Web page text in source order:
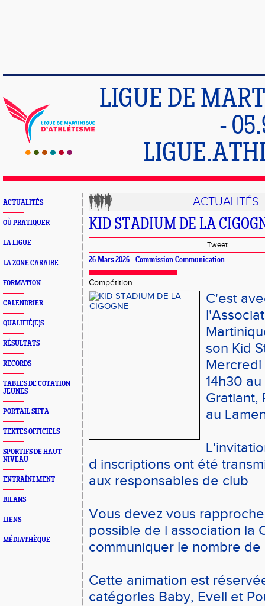
LIGUE DE
-
ACTUALITÉS
OÙ PRATIQUER
LA LIGUE
LA ZONE CARAÏBE
FORMATION
CALENDRIER
QUALIFIÉ(E)S
RÉSULTATS
RECORDS
TABLES DE COTATION
JEUNES
PORTAIL SIFFA
TEXTES OFFICIELS
SPORTIFS DE HAUT
NIVEAU
ENTRAÎNEMENT
BILANS
LIENS
MÉDIATHÈQUE
ACTUALITÉS
KID STADIUM DE LA
Tweet
26 Mars 2026 - Commission Communication
Compétition
C'est
son Kid
14h30
Gratiant,
au
d inscriptions ont été
aux responsables de club
Vous devez vous
possible de l association la
communiquer le nombre
Cette animation est
catégories Baby, Eveil et